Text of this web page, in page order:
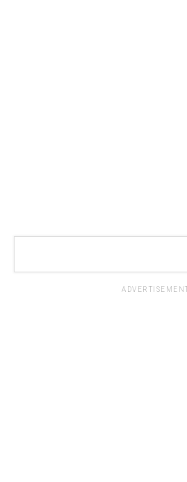
ADVERTISEMENT